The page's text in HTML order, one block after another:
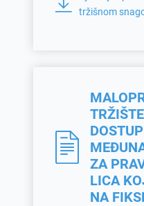
tržišnom
ZA
LICA
NA